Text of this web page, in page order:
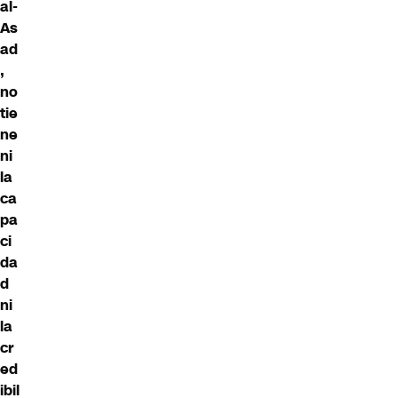
al-
As
ad
,
no
tie
ne
ni
la
ca
pa
ci
da
d
ni
la
cr
ed
ibil